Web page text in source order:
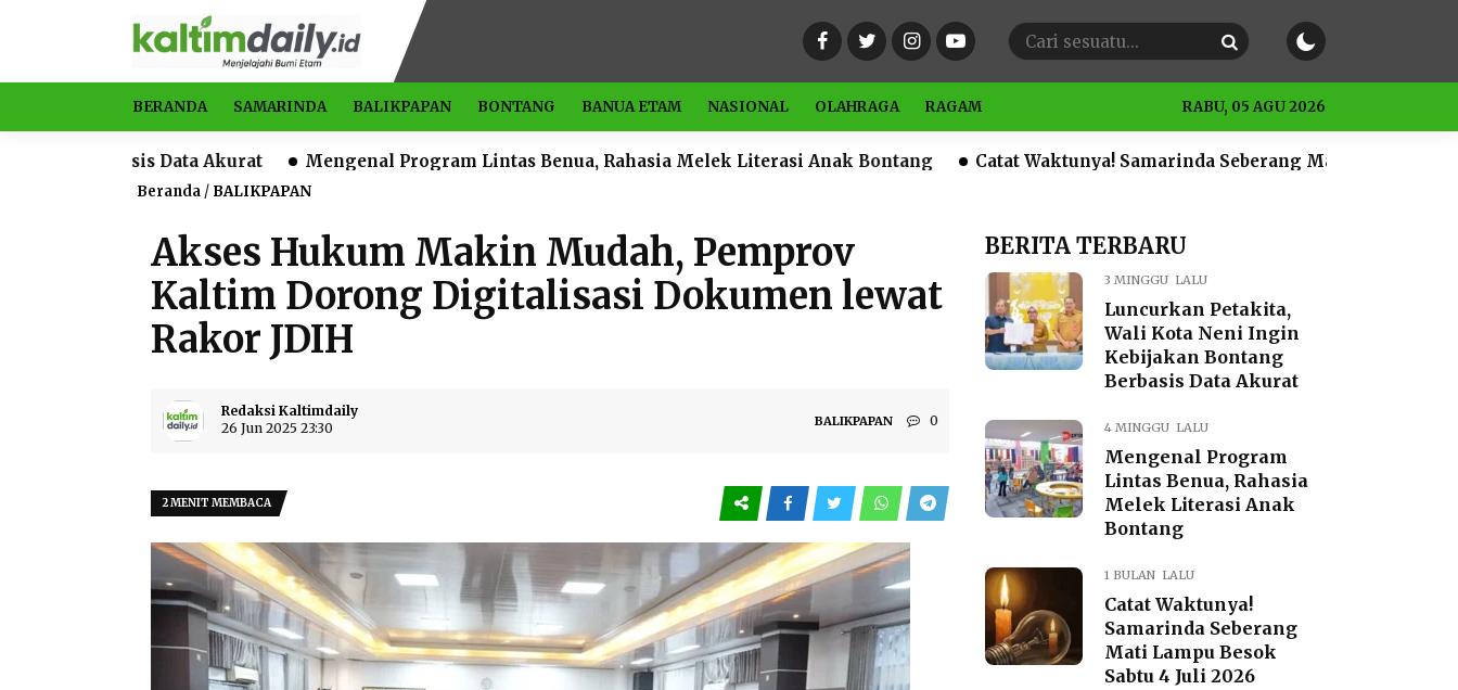
BERANDA SAMARINDA BALIKPAPAN BONTANG BANUA ETAM NASIONAL OLAHRAGA RAGAM RABU, 05 AGU 2026
Mengenal Program Lintas Benua, Rahasia Melek Literasi Anak Bontang Catat Waktunya! Samarinda Seberang Mati Lampu Besok Sabtu 4 Juli
Beranda / BALIKPAPAN
Akses Hukum Makin Mudah, Pemprov
Kaltim Dorong Digitalisasi Dokumen lewat
Rakor JDIH
Redaksi Kaltimdaily
26 Jun 2025 23:30
BALIKPAPAN 0
2 MENIT MEMBACA
BERITA TERBARU
3 MINGGU LALU
Luncurkan Petakita,
Wali Kota Neni Ingin
Kebijakan Bontang
Berbasis Data Akurat
4 MINGGU LALU
Mengenal Program
Lintas Benua, Rahasia
Melek Literasi Anak
Bontang
1 BULAN LALU
Catat Waktunya!
Samarinda Seberang
Mati Lampu Besok
Sabtu 4 Juli 2026